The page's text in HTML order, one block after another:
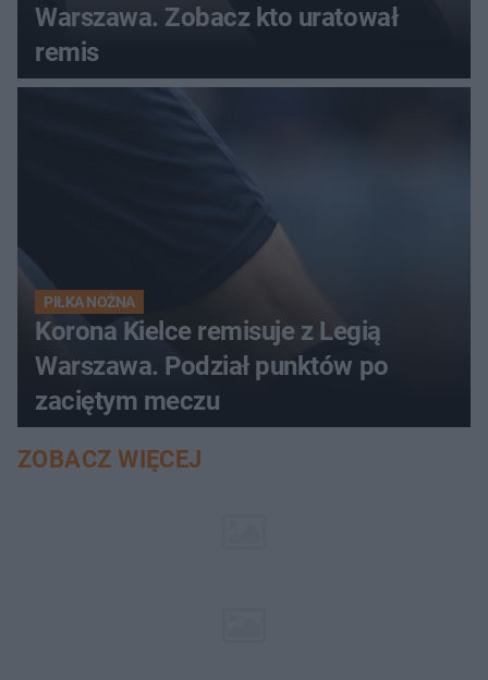
Warszawa. Zobacz kto uratował
remis
PIŁKA NOŻNA
Korona Kielce remisuje z Legią
Warszawa. Podział punktów po
zaciętym meczu
ZOBACZ WIĘCEJ